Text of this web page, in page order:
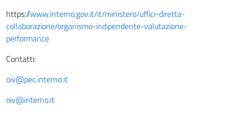
https://www.interno.gov.it/it/ministero/uffici-diretta-
collaborazione/organismo-indipendente-valutazione-
performance
Contatti:
oiv@pec.interno.it
oiv@interno.it